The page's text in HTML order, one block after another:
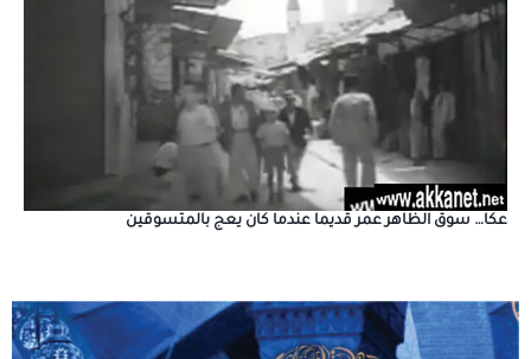
عكا… سوق الظاهر عمر قديما عندما كان يعج بالمتسوقين